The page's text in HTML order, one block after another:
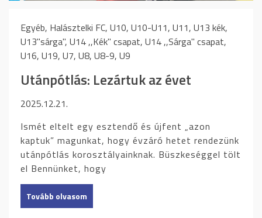
Egyéb, Halásztelki FC, U10, U10-U11, U11, U13 kék,
U13"sárga", U14 ,,Kék" csapat, U14 ,,Sárga" csapat,
U16, U19, U7, U8, U8-9, U9
Utánpótlás: Lezártuk az évet
2025.12.21.
Ismét eltelt egy esztendő és újfent „azon
kaptuk” magunkat, hogy évzáró hetet rendezünk
utánpótlás korosztályainknak. Büszkeséggel tölt
el Bennünket, hogy
Tovább olvasom